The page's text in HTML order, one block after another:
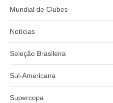
Mundial de Clubes
Notícias
Seleção Brasileira
Sul-Americana
Supercopa